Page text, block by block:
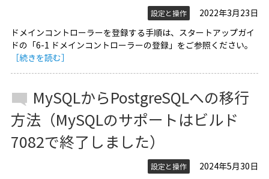
設定と操作
2022年3月23日
ドメインコントローラーを登録する手順は、スタートアップガイ
ドの「6-1 ドメインコントローラーの登録」をご参照ください。
［続きを読む］
MySQLからPostgreSQLへの移行
方法（MySQLのサポートはビルド
7082で終了しました）
設定と操作
2024年5月30日